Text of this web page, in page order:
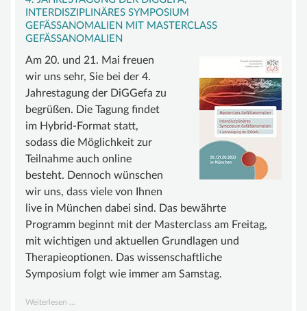
BEIRAT
FÖRDERMITGLIEDER
SATZUNG
WISSEN
GEFÄSSANOMALIE
MALFORMATION
GROSSWUCHSSYNDROM
GEFÄSSTUMOR | HÄMANGIOM
INFOS & LINKS
COMPENDIUM
COMPGEFA.DE
AUTOREN
NEWS
INTERDISZIPLINÄRES SYMPOSIUM
GEFÄSSANOMALIEN MIT MASTERCLASS G
EFÄSSANOMALIEN
Am 20. und 21. Mai freuen
wir uns sehr, Sie bei der 4.
Jahrestagung der DiGGefa zu
begrüßen. Die Tagung findet
im Hybrid-Format statt,
sodass die Möglichkeit zur
Teilnahme auch online
besteht. Dennoch wünschen
wir uns, dass viele von Ihnen
live in München dabei sind. Das bewährte
Programm beginnt mit der Masterclass am Freitag,
mit wichtigen und aktuellen Grundlagen und
Therapieoptionen. Das wissenschaftliche
Symposium folgt wie immer am Samstag.
Weiterlesen …